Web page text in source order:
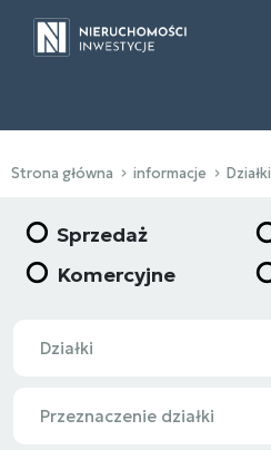
Strona główna informacje Działki
Sprzedaż
Komercyjne